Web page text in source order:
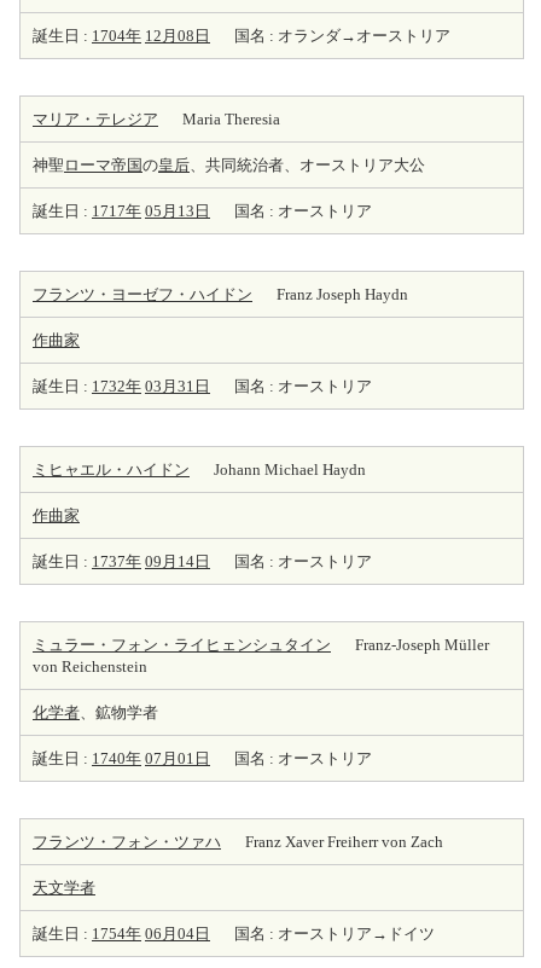
誕生日 : 1704年 12月08日 国名 : オランダ→オーストリア
マリア・テレジア Maria Theresia
神聖 ローマ帝国の皇后、共同統治者、オーストリア大公
誕生日 : 1717年 05月13日 国名 : オーストリア
フランツ・ヨーゼフ・ハイドン Franz Joseph Haydn
作曲家
誕生日 : 1732年 03月31日 国名 : オーストリア
ミヒャエル・ハイドン Johann Michael Haydn
作曲家
誕生日 : 1737年 09月14日 国名 : オーストリア
ミュラー・フォン・ライヒェンシュタイン
Franz-Joseph Müller
von Reichenstein
化学者、鉱物学者
誕生日 : 1740年 07月01日 国名 : オーストリア
フランツ・フォン・ツァハ Franz Xaver Freiherr von Zach
天文学者
誕生日 : 1754年 06月04日 国名 : オーストリア→ドイツ